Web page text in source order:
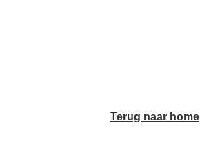
Terug naar home